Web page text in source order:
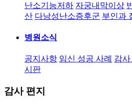
난소기능저하 자궁내막이상
산 다낭성난소증후군 부인과
병원소식
공지사항 임신 성공 사례 감사
시판
감사 편지